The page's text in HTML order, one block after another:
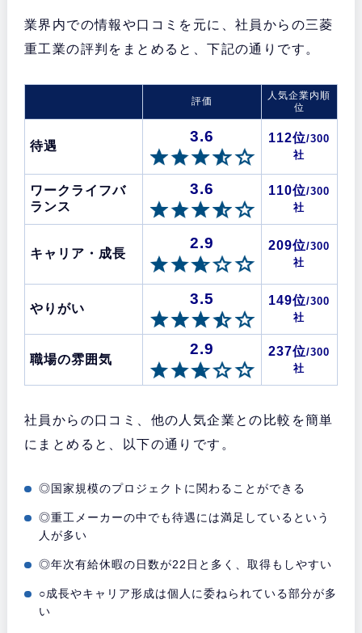
業界内での情報や口コミを元に、社員からの三菱
重工業の評判をまとめると、下記の通りです。
評価
人気企業内順
位
待遇
3.6 112位/300
社
ワークライフバ
ランス
3.6 110位/300
社
キャリア・成長
2.9 209位/300
社
やりがい
3.5 149位/300
社
職場の雰囲気
2.9 237位/300
社
社員からの口コミ、他の人気企業との比較を簡単
にまとめると、以下の通りです。
◎国家規模のプロジェクトに関わることができる
◎重工メーカーの中でも待遇には満足しているという
人が多い
◎年次有給休暇の日数が22日と多く、取得もしやすい
○成長やキャリア形成は個人に委ねられている部分が多
い